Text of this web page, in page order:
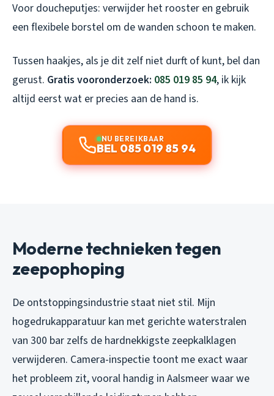
Voor doucheputjes: verwijder het rooster en gebruik
een flexibele borstel om de wanden schoon te maken.
Tussen haakjes, als je dit zelf niet durft of kunt, bel dan
gerust. Gratis vooronderzoek: 085 019 85 94, ik kijk
altijd eerst wat er precies aan de hand is.
NU BEREIKBAAR
BEL 085 019 85 94
Moderne technieken tegen
zeepophoping
De ontstoppingsindustrie staat niet stil. Mijn
hogedrukapparatuur kan met gerichte waterstralen
van 300 bar zelfs de hardnekkigste zeepkalklagen
verwijderen. Camera-inspectie toont me exact waar
het probleem zit, vooral handig in Aalsmeer waar we